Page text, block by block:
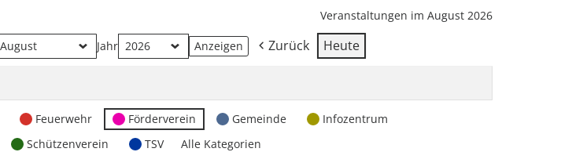
Veranstaltungen im August 2026
Jahr Zurück Heute
Feuerwehr Förderverein Gemeinde
Infozentrum
Schützenverein TSV
Alle Kategorien